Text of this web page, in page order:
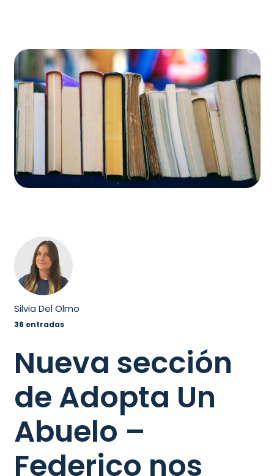
Silvia Del Olmo
36 entradas
Nueva sección
de Adopta Un
Abuelo –
Federico nos